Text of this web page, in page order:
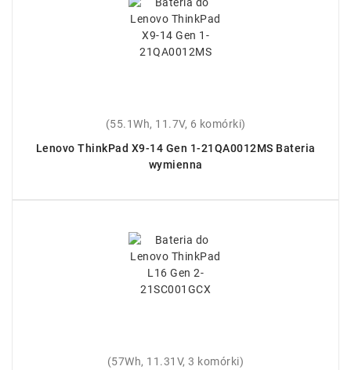
(55.1Wh, 11.7V, 6 komórki)
Lenovo ThinkPad X9-14 Gen 1-21QA0012MS Bateria
wymienna
(57Wh, 11.31V, 3 komórki)